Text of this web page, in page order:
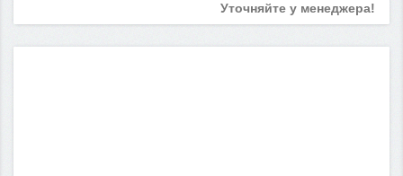
Уточняйте у менеджера!